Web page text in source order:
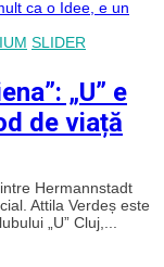
SLIDER
„U” e
de viață
Hermannstadt
Attila Verdeș este
„U” Cluj,...